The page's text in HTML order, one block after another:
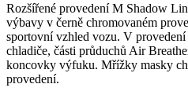
Rozšířené provedení M Shadow
výbavy v černě chromovaném
sportovní vzhled vozu. V
chladiče, části průduchů Air
koncovky výfuku. Mřížky masky
provedení.